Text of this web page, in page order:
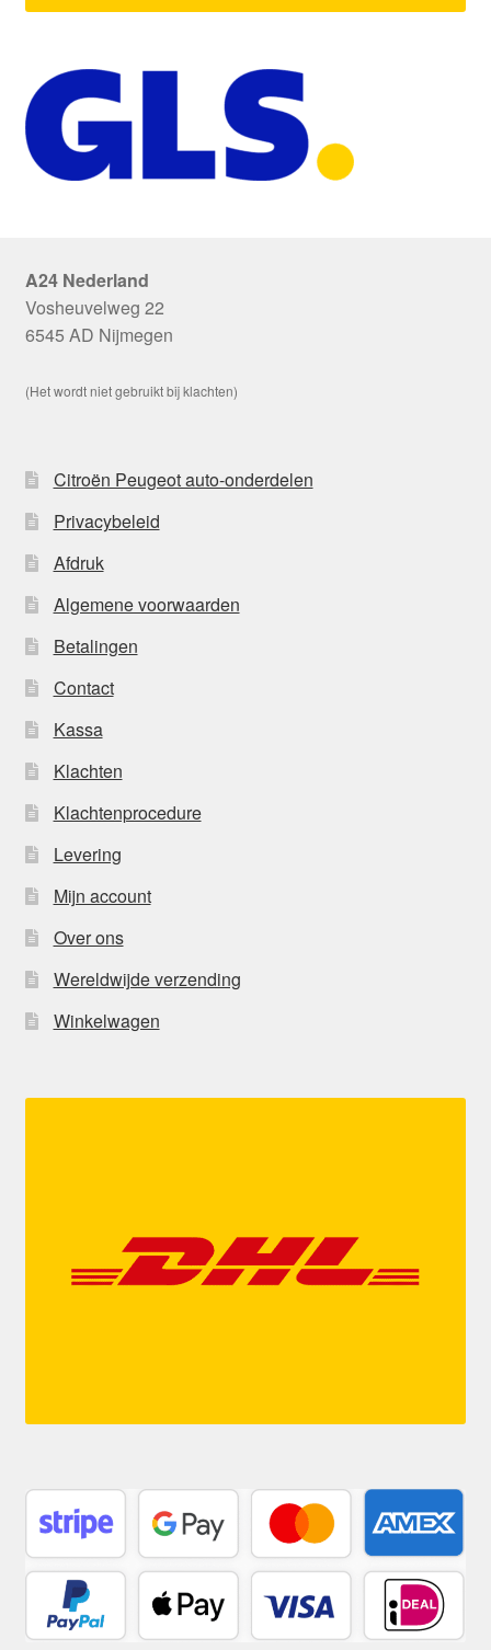
A24 Nederland
Vosheuvelweg 22
6545 AD Nijmegen
(Het wordt niet gebruikt bij klachten)
Citroën Peugeot auto-onderdelen
Privacybeleid
Afdruk
Algemene voorwaarden
Betalingen
Contact
Kassa
Klachten
Klachtenprocedure
Levering
Mijn account
Over ons
Wereldwijde verzending
Winkelwagen